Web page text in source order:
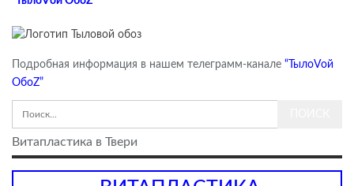
Подробная информация в нашем телеграмм-канале “ТылоVой
ОбоZ”
Витапластика в Твери